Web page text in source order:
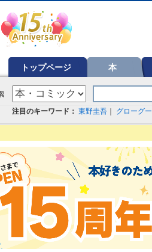
トップページ 本
注目のキーワード： 東野圭吾 グローグー